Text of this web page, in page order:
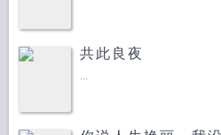
共此良夜
...